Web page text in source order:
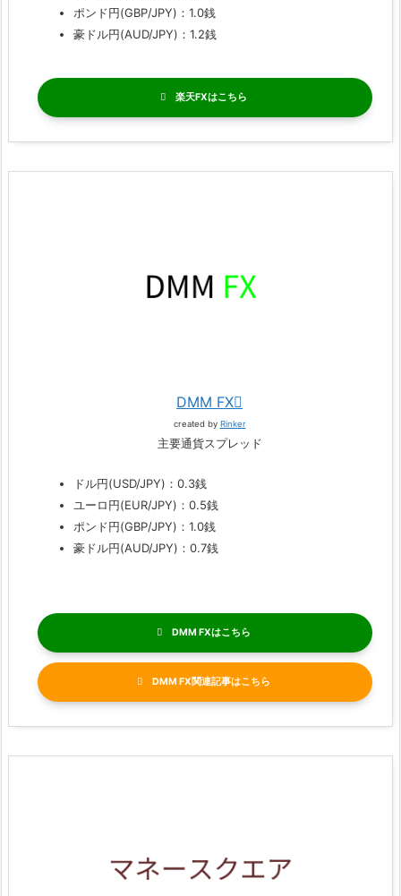
ポンド円(GBP/JPY)：1.0銭
豪ドル円(AUD/JPY)：1.2銭
楽天FX
DMM FX
created by Rinker
主要通貨スプレッド
ドル円(USD/JPY)：0.3銭
ユーロ円(EUR/JPY)：0.5銭
ポンド円(GBP/JPY)：1.0銭
豪ドル円(AUD/JPY)：0.7銭
DMM FX
DMM FX関連記事